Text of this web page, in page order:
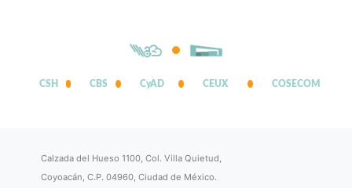
CSH CBS CyAD CEUX COSECOM
Calzada del Hueso 1100, Col. Villa Quietud,
Coyoacán, C.P. 04960, Ciudad de México.